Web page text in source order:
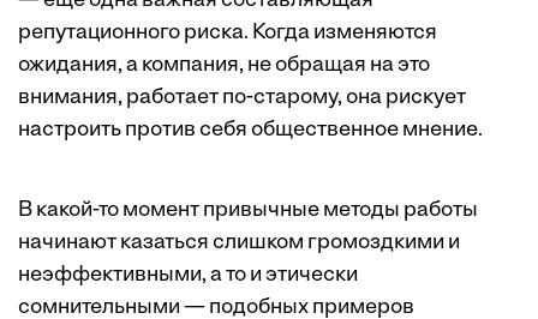
репутационного риска. Когда изменяются
ожидания, а компания, не обращая на это
внимания, работает по-старому, она рискует
настроить против себя общественное мнение.
В какой-то момент привычные методы работы
начинают казаться слишком громоздкими и
неэффективными, а то и этически
сомнительными — подобных примеров